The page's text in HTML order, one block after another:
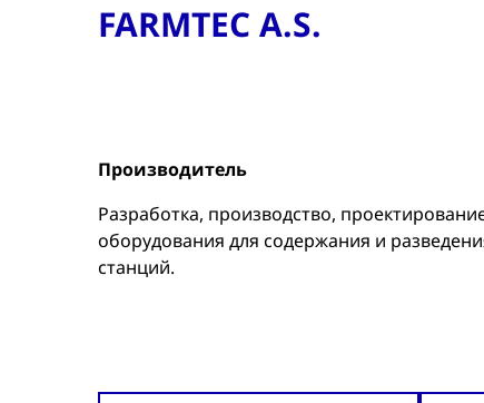
FARMTEC A.S.
Производитель
Разработка, производство,
оборудования для содержания и
станций.